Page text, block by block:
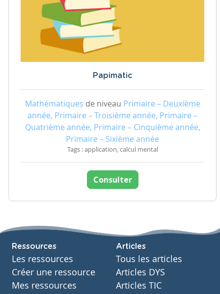
Papimatic
Mathématiques de niveau Primaire – Deuxième
année, Primaire – Troisième année, Primaire –
Quatrième année, Primaire – Cinquième année,
Primaire – Sixième année
Tags : application, calcul mental
Consulter
Ressources
Les ressources
Créer une ressource
Mes ressources
Articles
Tous les articles
Articles DYS
Articles TIC